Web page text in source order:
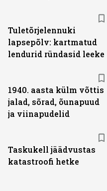
Tuletõrjelennuki
lapsepõlv: kartmatud
lendurid ründasid leeke
1940. aasta külm võttis
jalad, sõrad, õunapuud
ja viinapudelid
Taskukell jäädvustas
katastroofi hetke